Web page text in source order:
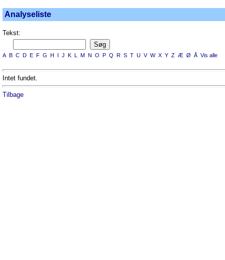
Analyseliste
Tekst:
A B C D E F G H I J K L M N O P Q R S T U V W X Y Z Æ Ø Å Vis alle
Intet fundet.
Tilbage